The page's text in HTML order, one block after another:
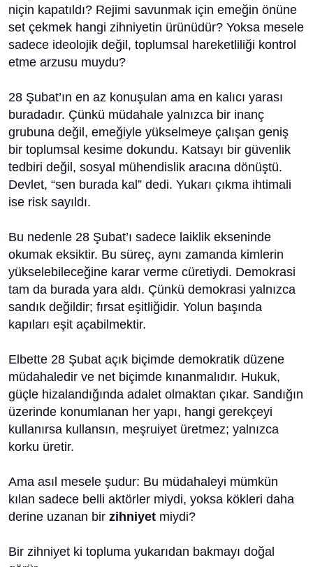
niçin kapatıldı? Rejimi savunmak için emeğin önüne
set çekmek hangi zihniyetin ürünüdür? Yoksa mesele
sadece ideolojik değil, toplumsal hareketliliği kontrol
etme arzusu muydu?
28 Şubat’ın en az konuşulan ama en kalıcı yarası
buradadır. Çünkü müdahale yalnızca bir inanç
grubuna değil, emeğiyle yükselmeye çalışan geniş
bir toplumsal kesime dokundu. Katsayı bir güvenlik
tedbiri değil, sosyal mühendislik aracına dönüştü.
Devlet, “sen burada kal” dedi. Yukarı çıkma ihtimali
ise risk sayıldı.
Bu nedenle 28 Şubat’ı sadece laiklik ekseninde
okumak eksiktir. Bu süreç, aynı zamanda kimlerin
yükselebileceğine karar verme cüretiydi. Demokrasi
tam da burada yara aldı. Çünkü demokrasi yalnızca
sandık değildir; fırsat eşitliğidir. Yolun başında
kapıları eşit açabilmektir.
Elbette 28 Şubat açık biçimde demokratik düzene
müdahaledir ve net biçimde kınanmalıdır. Hukuk,
güçle hizalandığında adalet olmaktan çıkar. Sandığın
üzerinde konumlanan her yapı, hangi gerekçeyi
kullanırsa kullansın, meşruiyet üretmez; yalnızca
korku üretir.
Ama asıl mesele şudur: Bu müdahaleyi mümkün
kılan sadece belli aktörler miydi, yoksa kökleri daha
derine uzanan bir zihniyet miydi?
Bir zihniyet ki topluma yukarıdan bakmayı doğal